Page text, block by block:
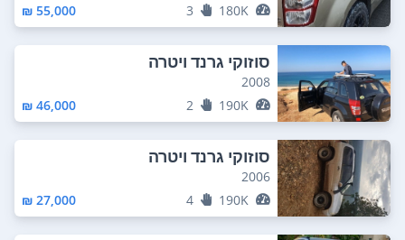
180K
3
55,000 ₪
סוזוקי גרנד ויטרה
2008
190K
2
46,000 ₪
סוזוקי גרנד ויטרה
2006
190K
4
27,000 ₪